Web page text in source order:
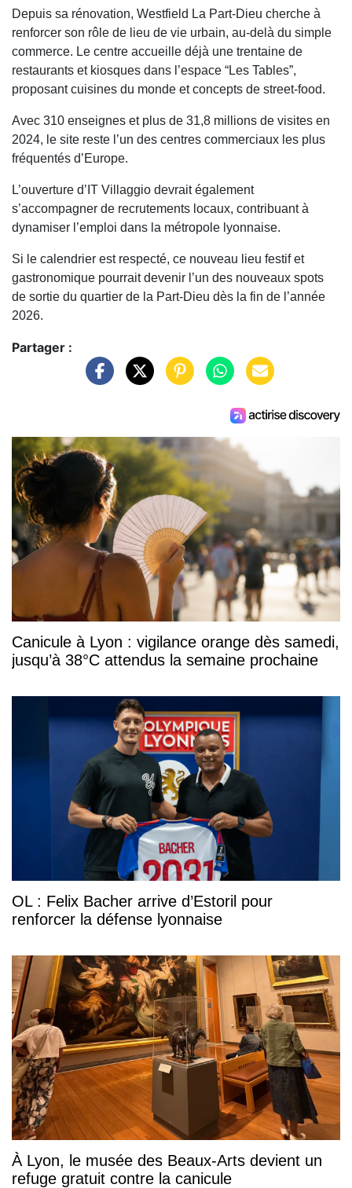
Depuis sa rénovation, Westfield La Part-Dieu cherche à
renforcer son rôle de lieu de vie urbain, au-delà du simple
commerce. Le centre accueille déjà une trentaine de
restaurants et kiosques dans l’espace “Les Tables”,
proposant cuisines du monde et concepts de street-food.
Avec 310 enseignes et plus de 31,8 millions de visites en
2024, le site reste l’un des centres commerciaux les plus
fréquentés d’Europe.
L’ouverture d’IT Villaggio devrait également
s’accompagner de recrutements locaux, contribuant à
dynamiser l’emploi dans la métropole lyonnaise.
Si le calendrier est respecté, ce nouveau lieu festif et
gastronomique pourrait devenir l’un des nouveaux spots
de sortie du quartier de la Part-Dieu dès la fin de l’année
2026.
Partager :
Canicule à Lyon : vigilance orange dès samedi,
jusqu’à 38°C attendus la semaine prochaine
OL : Felix Bacher arrive d’Estoril pour
renforcer la défense lyonnaise
À Lyon, le musée des Beaux-Arts devient un
refuge gratuit contre la canicule